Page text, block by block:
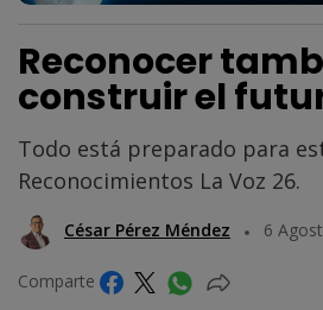
Reconocer
construir el
Todo está preparado para
Reconocimientos La Voz 26.
César Pérez Méndez 6
Comparte